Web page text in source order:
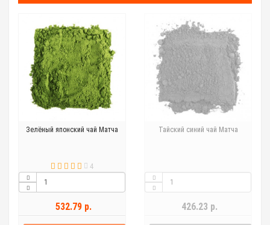
Зелёный японский чай Матча
4
532.79 р.
Тайский синий чай Матча
426.23 р.